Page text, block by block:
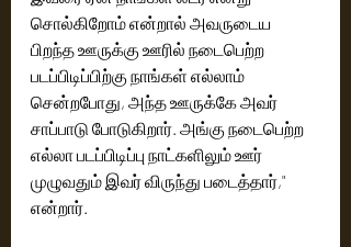
சொல்கிறோம் என்றால் அவருடைய
பிறந்த ஊருக்கு ஊரில் நடைபெற்ற
படப்பிடிப்பிற்கு நாங்கள் எல்லாம்
சென்றபோது, அந்த ஊருக்கே அவர்
சாப்பாடு போடுகிறார். அங்கு நடைபெற்ற
எல்லா படப்பிடிப்பு நாட்களிலும் ஊர்
முழுவதும் இவர் விருந்து படைத்தார்,"
என்றார்.